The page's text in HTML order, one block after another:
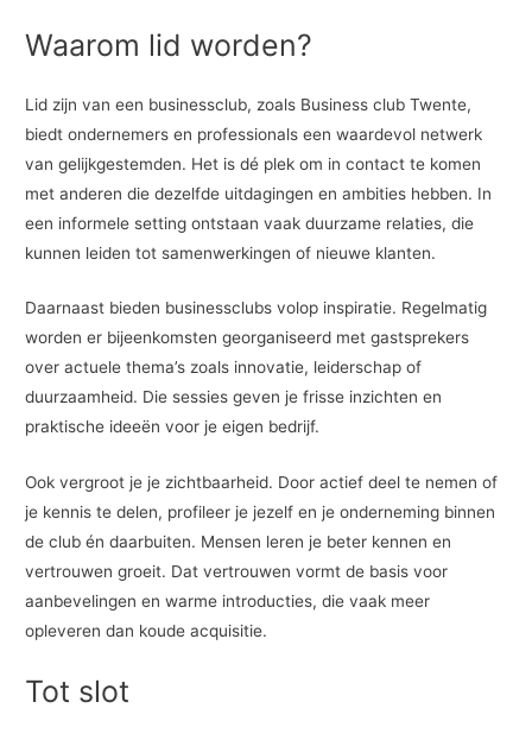
Waarom lid worden?
Lid zijn van een businessclub, zoals Business club Twente,
biedt ondernemers en professionals een waardevol netwerk
van gelijkgestemden. Het is dé plek om in contact te komen
met anderen die dezelfde uitdagingen en ambities hebben. In
een informele setting ontstaan vaak duurzame relaties, die
kunnen leiden tot samenwerkingen of nieuwe klanten.
Daarnaast bieden businessclubs volop inspiratie. Regelmatig
worden er bijeenkomsten georganiseerd met gastsprekers
over actuele thema’s zoals innovatie, leiderschap of
duurzaamheid. Die sessies geven je frisse inzichten en
praktische ideeën voor je eigen bedrijf.
Ook vergroot je je zichtbaarheid. Door actief deel te nemen of
je kennis te delen, profileer je jezelf en je onderneming binnen
de club én daarbuiten. Mensen leren je beter kennen en
vertrouwen groeit. Dat vertrouwen vormt de basis voor
aanbevelingen en warme introducties, die vaak meer
opleveren dan koude acquisitie.
Tot slot